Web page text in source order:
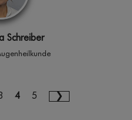
Schreiber
4 5